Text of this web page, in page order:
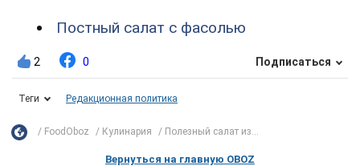
Постный салат с фасолью
2 0 Подписаться
Теги Редакционная политика
FoodOboz Кулинария Полезный салат из...
Вернуться на главную OBOZ